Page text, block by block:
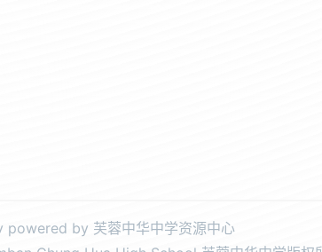
powered by 芙蓉中华中学资源中心